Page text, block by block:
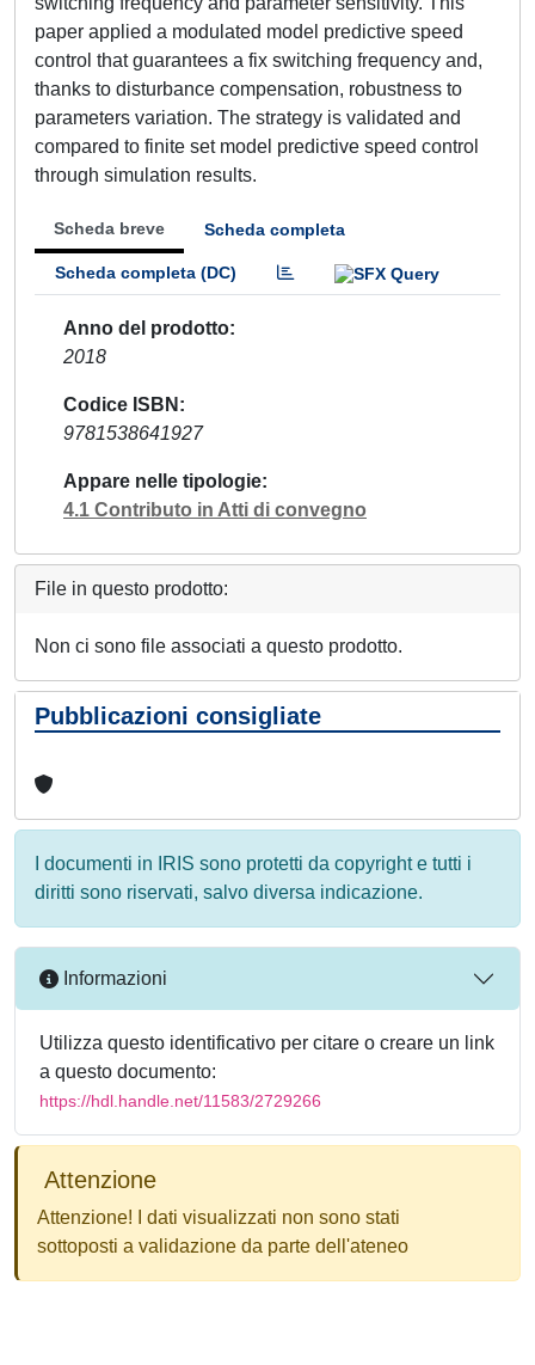
paper applied a modulated model predictive speed
control that guarantees a fix switching frequency and,
thanks to disturbance compensation, robustness to
parameters variation. The strategy is validated and
compared to finite set model predictive speed control
through simulation results.
Scheda breve Scheda completa
Scheda completa (DC)
Anno del prodotto
2018
Codice ISBN
9781538641927
Appare nelle tipologie
4.1 Contributo in Atti di convegno
File in questo prodotto:
Non ci sono file associati a questo prodotto.
Pubblicazioni consigliate
I documenti in IRIS sono protetti da copyright e tutti i
diritti sono riservati, salvo diversa indicazione.
Informazioni
Utilizza questo identificativo per citare o creare un link
a questo documento:
https://hdl.handle.net/11583/2729266
Attenzione
Attenzione! I dati visualizzati non sono stati
sottoposti a validazione da parte dell'ateneo